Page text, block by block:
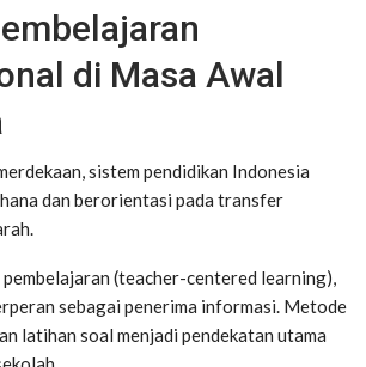
di Masa Awal
sistem pendidikan Indonesia
dan berorientasi pada transfer
(teacher-centered learning),
sebagai penerima informasi. Metode
latihan soal menjadi pendekatan utama